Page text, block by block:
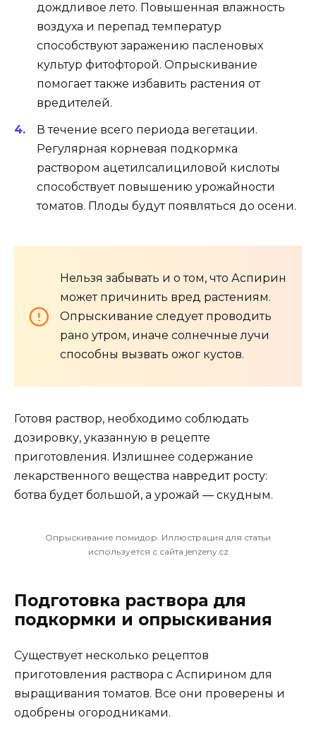
дождливое лето. Повышенная влажность
воздуха и перепад температур
способствуют заражению пасленовых
культур фитофторой. Опрыскивание
помогает также избавить растения от
вредителей.
В течение всего периода вегетации.
Регулярная корневая подкормка
раствором ацетилсалициловой кислоты
способствует повышению урожайности
томатов. Плоды будут появляться до осени.
Нельзя забывать и о том, что Аспирин
может причинить вред растениям.
Опрыскивание следует проводить
рано утром, иначе солнечные лучи
способны вызвать ожог кустов.
Готовя раствор, необходимо соблюдать
дозировку, указанную в рецепте
приготовления. Излишнее содержание
лекарственного вещества навредит росту:
ботва будет большой, а урожай — скудным.
Опрыскивание помидор. Иллюстрация для статьи
используется с сайта jenzeny.cz
Подготовка раствора для
подкормки и опрыскивания
Существует несколько рецептов
приготовления раствора с Аспирином для
выращивания томатов. Все они проверены и
одобрены огородниками.